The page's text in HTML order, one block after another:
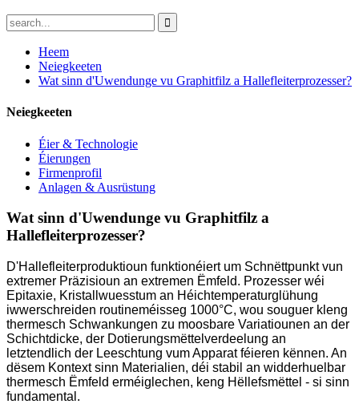
Heem
Neiegkeeten
Wat sinn d'Uwendunge vu Graphitfilz a Hallefleiterprozesser?
Neiegkeeten
Éier & Technologie
Éierungen
Firmenprofil
Anlagen & Ausrüstung
Wat sinn d'Uwendunge vu Graphitfilz a
Hallefleiterprozesser?
D'Hallefleiterproduktioun funktionéiert um Schnëttpunkt vun
extremer Präzisioun an extremen Ëmfeld. Prozesser wéi
Epitaxie, Kristallwuesstum an Héichtemperaturglühung
iwwerschreiden routineméisseg 1000°C, wou souguer kleng
thermesch Schwankungen zu moosbare Variatiounen an der
Schichtdicke, der Dotierungsmëttelverdeelung an
letztendlich der Leeschtung vum Apparat féieren kënnen. An
dësem Kontext sinn Materialien, déi stabil an widderhuelbar
thermesch Ëmfeld erméiglechen, keng Hëllefsmëttel - si sinn
fundamental.